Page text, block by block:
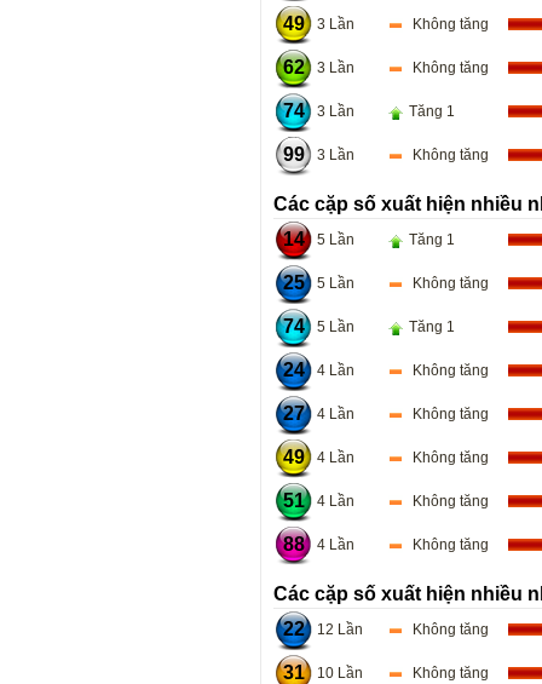
49 3 Lần Không tăng
62 3 Lần Không tăng
74 3 Lần Tăng 1
99 3 Lần Không tăng
Các cặp số xuất hiện nhiều
14
5 Lần Tăng 1
25 5 Lần Không tăng
74 5 Lần Tăng 1
24 4 Lần Không tăng
27 4 Lần Không tăng
49 4 Lần Không tăng
51 4 Lần Không tăng
88 4 Lần Không tăng
Các cặp số xuất hiện nhiều
22
12 Lần Không tăng
31 10 Lần Không tăng